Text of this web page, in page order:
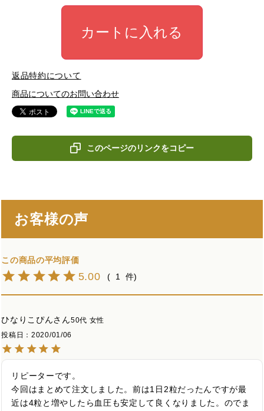
カートに入れる
返品特約について
商品についてのお問い合わせ
このページのリンクをコピー
お客様の声
5.00 1
ひなりこぴん 50代 女性
投稿日
2020/01/06
リピーターです。
今回はまとめて注文しました。前は1日2粒だったんですが最
近は4粒と増やしたら血圧も安定して良くなりました。のでま